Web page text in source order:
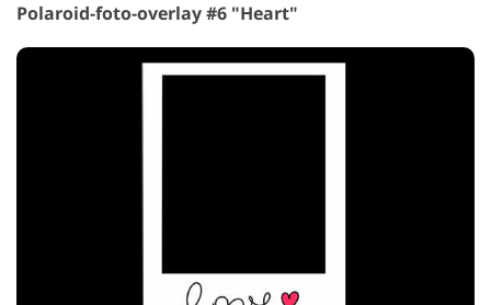
Polaroid-foto-overlay #6 "Heart"